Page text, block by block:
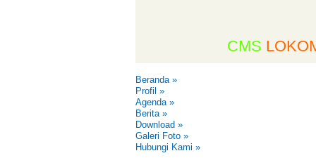
CMS
Beranda»
Profil »
Agenda»
Berita»
Download »
Galeri Foto »
Hubungi Kami »